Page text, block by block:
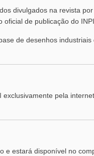
divulgados na revista
de publicação do INPI.
de desenhos industriais
pela
e estará disponível no